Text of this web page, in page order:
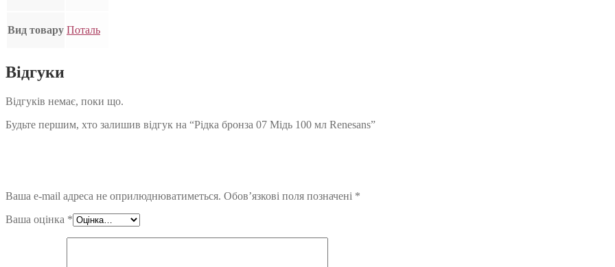
Вид товару Поталь
Відгуки
Відгуків немає, поки що.
Будьте першим, хто залишив відгук на “Рідка бронза 07 Мідь 100 мл Renesans”
Ваша e-mail адреса не оприлюднюватиметься. Обов’язкові поля позначені *
Ваша оцінка *